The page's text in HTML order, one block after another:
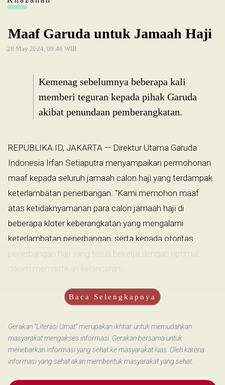
Maaf Garuda untuk Jamaah Haji
28 May 2024, 09:46 WIB
Kemenag sebelumnya beberapa kali
memberi teguran kepada pihak Garuda
akibat penundaan pemberangkatan.
REPUBLIKA.ID, JAKARTA — Direktur Utama Garuda
Indonesia Irfan Setiaputra menyampaikan permohonan
maaf kepada seluruh jamaah calon haji yang terdampak
keterlambatan penerbangan. “Kami memohon maaf
atas ketidaknyamanan para calon jamaah haji di
beberapa kloter keberangkatan yang mengalami
keterlambatan penerbangan, serta kepada otoritas
penerbangan haji yang terus bekerja dengan optimal
dalam memastikan kelancaran...
Baca Selengkapnya
Gerakan “Literasi Umat” merupakan ikhtiar untuk memudahkan
masyarakat mengakses informasi. Gerakan bersama untuk
menebarkan informasi yang sehat ke masyarakat luas. Oleh karena
informasi yang sehat akan membentuk masyarakat yang sehat.